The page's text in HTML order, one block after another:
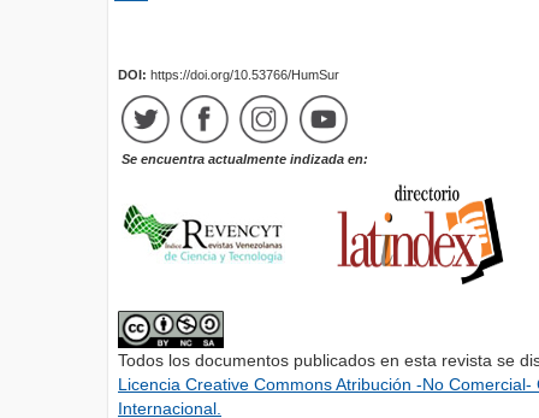
DOI: https://doi.org/10.53766/HumSur
Se encuentra actualmente indizada en:
Todos los documentos publicados en esta revista se
Licencia Creative Commons Atribución -No
Internacional.